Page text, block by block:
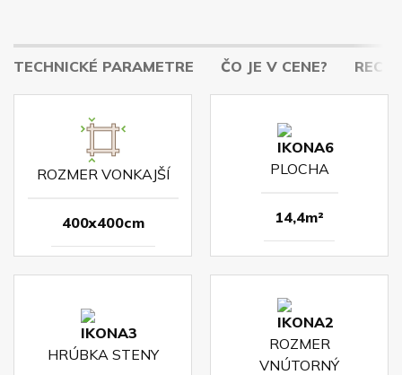
TECHNICKÉ PARAMETRE ČO JE V CENE?
ROZMER VONKAJŠÍ
400x400cm
PLOCHA
14,4m²
HRÚBKA STENY
ROZMER
VNÚTORNÝ